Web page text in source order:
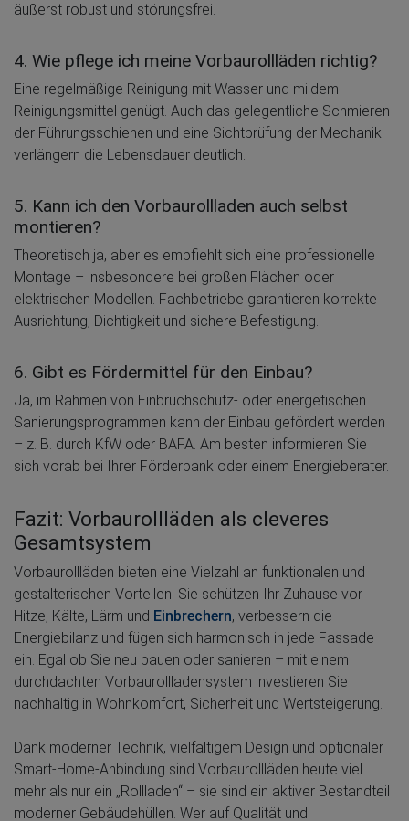
äußerst robust und störungsfrei.
4. Wie pflege ich meine Vorbaurollläden richtig?
Eine regelmäßige Reinigung mit Wasser und mildem
Reinigungsmittel genügt. Auch das gelegentliche Schmieren
der Führungsschienen und eine Sichtprüfung der Mechanik
verlängern die Lebensdauer deutlich.
5. Kann ich den Vorbaurollladen auch selbst
montieren?
Theoretisch ja, aber es empfiehlt sich eine professionelle
Montage – insbesondere bei großen Flächen oder
elektrischen Modellen. Fachbetriebe garantieren korrekte
Ausrichtung, Dichtigkeit und sichere Befestigung.
6. Gibt es Fördermittel für den Einbau?
Ja, im Rahmen von Einbruchschutz- oder energetischen
Sanierungsprogrammen kann der Einbau gefördert werden
– z. B. durch KfW oder BAFA. Am besten informieren Sie
sich vorab bei Ihrer Förderbank oder einem Energieberater.
Fazit: Vorbaurollläden als cleveres
Gesamtsystem
Vorbaurollläden bieten eine Vielzahl an funktionalen und
gestalterischen Vorteilen. Sie schützen Ihr Zuhause vor
Hitze, Kälte, Lärm und Einbrechern, verbessern die
Energiebilanz und fügen sich harmonisch in jede Fassade
ein. Egal ob Sie neu bauen oder sanieren – mit einem
durchdachten Vorbaurollladensystem investieren Sie
nachhaltig in Wohnkomfort, Sicherheit und Wertsteigerung.
Dank moderner Technik, vielfältigem Design und optionaler
Smart-Home-Anbindung sind Vorbaurollläden heute viel
mehr als nur ein „Rollladen“ – sie sind ein aktiver Bestandteil
moderner Gebäudehüllen. Wer auf Qualität und